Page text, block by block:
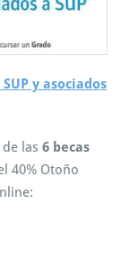
y asociados
las 6 becas
40% Otoño